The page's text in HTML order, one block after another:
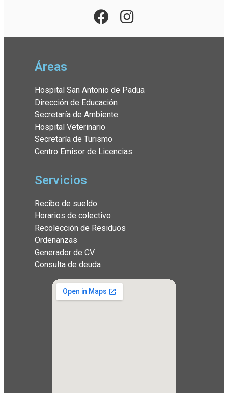
Áreas
Hospital San Antonio de Padua
Dirección de Educación
Secretaría de Ambiente
Hospital Veterinario
Secretaría de Turismo
Centro Emisor de Licencias
Servicios
Recibo de sueldo
Horarios de colectivo
Recolección de Residuos
Ordenanzas
Generador de CV
Consulta de deuda